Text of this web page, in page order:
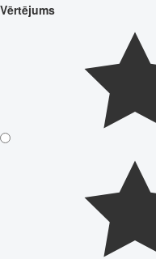
Vērtējums